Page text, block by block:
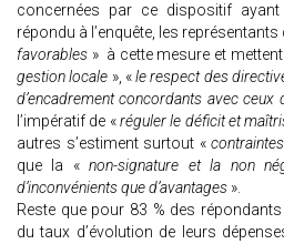
concernées par ce dispositif
répondu à l’enquête, les représentants
favorables » à cette mesure et
gestion locale », «le respect des
d’encadrement concordants avec ceux
l’impératif de «réguler le déficit et
autres s’estiment surtout « contraintes
que la «non-signature et la non
d’inconvénients que d’avantages ».
Reste que pour 83 % des
du taux d’évolution de leurs